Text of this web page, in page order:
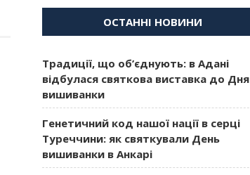
ОСТАННІ НОВИНИ
Традиції, що об’єднують: в Адані
відбулася святкова виставка до Дня
вишиванки
Генетичний код нашої нації в серці
Туреччини: як святкували День
вишиванки в Анкарі